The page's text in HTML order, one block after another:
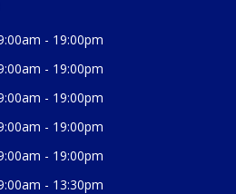
- 19:00pm
- 19:00pm
- 19:00pm
- 19:00pm
- 19:00pm
- 13:30pm